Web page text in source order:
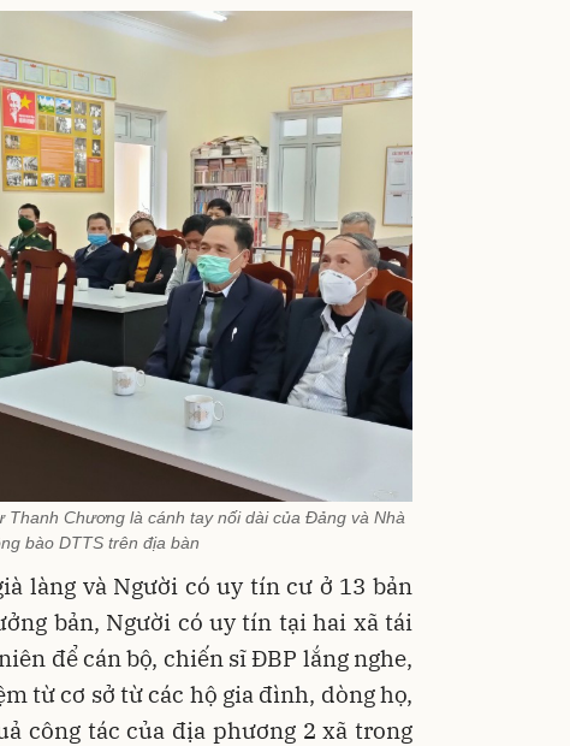
Chương là cánh tay nối dài của Đảng và Nhà
bào DTTS trên địa bàn
làng và Người có uy tín cư ở 13 bản
bản, Người có uy tín tại hai xã tái
để cán bộ, chiến sĩ ĐBP lắng nghe,
từ cơ sở từ các hộ gia đình, dòng họ,
công tác của địa phương 2 xã trong